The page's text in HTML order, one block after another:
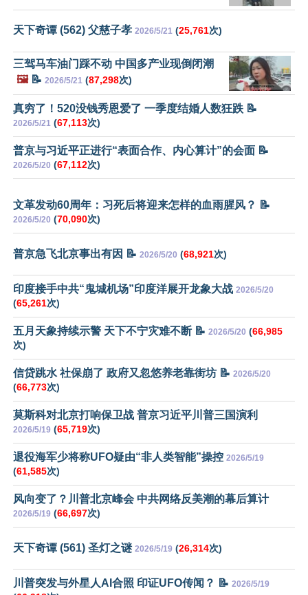
天下奇谭 (562) 父慈子孝 2026/5/21 (25,761次)
三驾马车油门踩不动 中国多产业现倒闭潮
🖼️📝 2026/5/21 (87,298次)
真穷了！520没钱秀恩爱了 一季度结婚人数狂跌 📝
2026/5/21 (67,113次)
普京与习近平正进行“表面合作、内心算计”的会面 📝
2026/5/20 (67,112次)
文革发动60周年：习死后将迎来怎样的血雨腥风？ 📝
2026/5/20 (70,090次)
普京急飞北京事出有因 📝 2026/5/20 (68,921次)
印度接手中共“鬼城机场”印度洋展开龙象大战 2026/5/20
(65,261次)
五月天象持续示警 天下不宁灾难不断 📝 2026/5/20 (66,985
次)
信贷跳水 社保崩了 政府又忽悠养老靠街坊 📝 2026/5/20
(66,773次)
莫斯科对北京打响保卫战 普京习近平川普三国演利
2026/5/19 (65,719次)
退役海军少将称UFO疑由“非人类智能”操控 2026/5/19
(61,585次)
风向变了？川普北京峰会 中共网络反美潮的幕后算计
2026/5/19 (66,697次)
天下奇谭 (561) 圣灯之谜 2026/5/19 (26,314次)
川普突发与外星人AI合照 印证UFO传闻？ 📝 2026/5/19